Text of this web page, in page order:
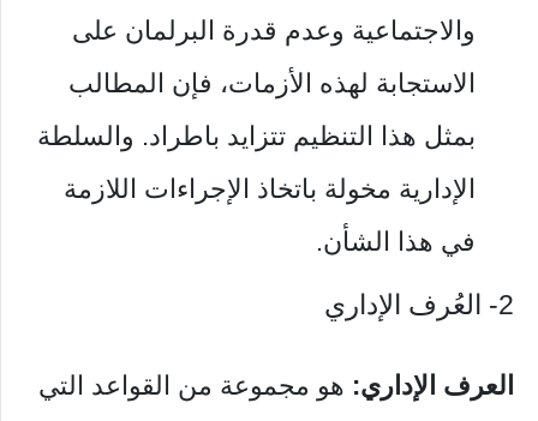
والاجتماعية وعدم قدرة البرلمان على
الاستجابة لهذه الأزمات، فإن المطالب
بمثل هذا التنظيم تتزايد باطراد. والسلطة
الإدارية مخولة باتخاذ الإجراءات اللازمة
في هذا الشأن.
2- العُرف الإداري
العرف الإداري: هو مجموعة من القواعد التي